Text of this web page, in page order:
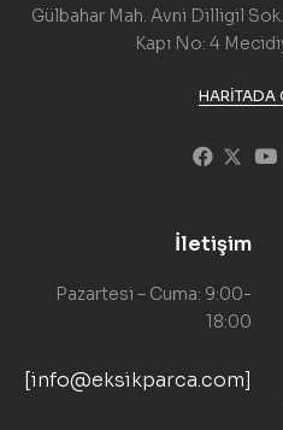
Gülbahar Mah. Avni Dilligil
Kapı No: 4
HARITADA
İletişim
Pazartesi – Cuma: 9:00-
18:00
[info@eksikparca.com]